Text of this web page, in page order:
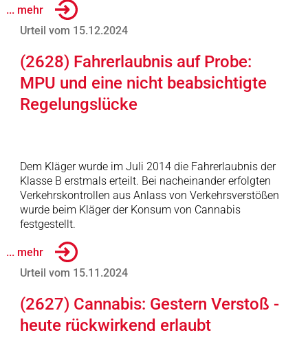
... mehr
Urteil vom 15.12.2024
(2628) Fahrerlaubnis auf Probe:
MPU und eine nicht beabsichtigte
Regelungslücke
Dem Kläger wurde im Juli 2014 die Fahrerlaubnis der
Klasse B erstmals erteilt. Bei nacheinander erfolgten
Verkehrskontrollen aus Anlass von Verkehrsverstößen
wurde beim Kläger der Konsum von Cannabis
festgestellt.
... mehr
Urteil vom 15.11.2024
(2627) Cannabis: Gestern Verstoß -
heute rückwirkend erlaubt